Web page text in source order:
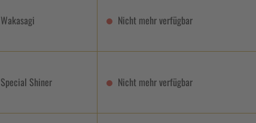
Wakasagi Nicht mehr verfügbar
Special Shiner Nicht mehr verfügbar